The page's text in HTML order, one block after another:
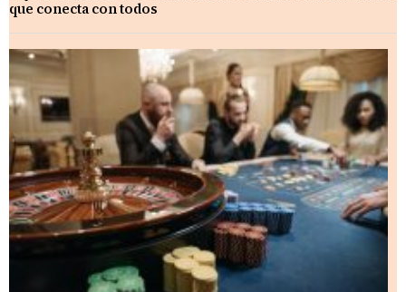
que conecta con todos